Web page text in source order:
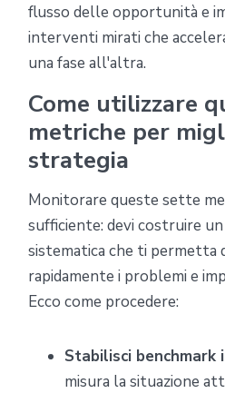
flusso delle opportunità e
interventi mirati che
una fase all'altra.
Come utilizzare
metriche per
strategia
Monitorare queste sette
sufficiente: devi costruire
sistematica che ti permetta
rapidamente i problemi e
Ecco come procedere:
Stabilisci benchmark
misura la situazione